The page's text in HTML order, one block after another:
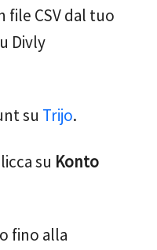
file CSV dal tuo
Divly
su Trijo.
su Konto
fino alla